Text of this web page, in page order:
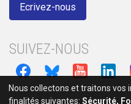
Ecrivez-nous
SUIVEZ-NOUS
Nous collectons et traitons
finalités suivantes: Sécurité,